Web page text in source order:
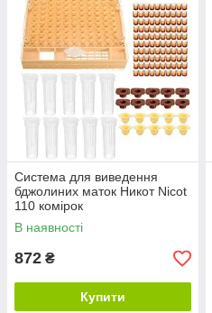
Система для виведення
бджолиних маток Никот Nicot
110 комірок
В наявності
872 ₴
Купити